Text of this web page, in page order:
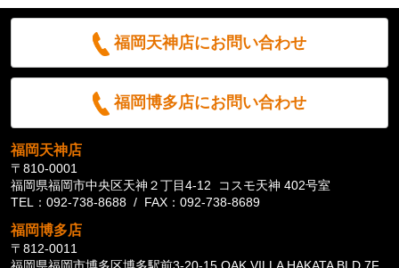
福岡天神店にお問い合わせ
福岡博多店にお問い合わせ
福岡天神店
〒810-0001
福岡県福岡市中央区天神２丁目4-12 コスモ天神 402号室
TEL：092-738-8688 / FAX：092-738-8689
福岡博多店
〒812-0011